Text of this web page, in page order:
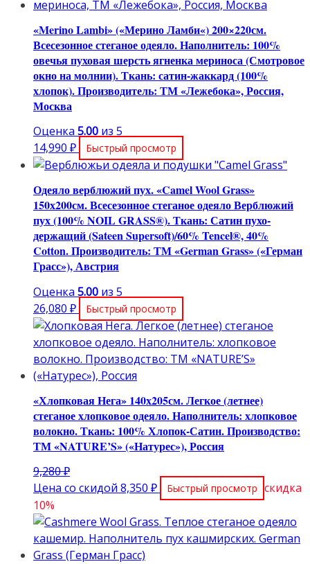
«Merino Lambi» («Мерино Ламби«) 200×220см.
Всесезонное стеганое одеяло. Наполнитель: 100%
овечья пуховая шерсть ягненка мериноса (Смотровое
окно на молнии). Ткань: сатин-жаккард (100%
хлопок). Производитель: ТМ «Лежебока», Россия,
Москва
Оценка 5.00 из 5
14,990 ₽ Быстрый просмотр
Одеяло верблюжий пух. «Camel Wool Grass»
150х200см. Всесезонное стеганое одеяло Верблюжий
пух (100% NOIL GRASS®). Ткань: Сатин пухо-
держащий (Sateen Supersoft)/60% Tencel®, 40%
Cotton. Производитель: ТМ «German Grass» («Герман
Грасс»), Австрия
Оценка 5.00 из 5
26,080 ₽ Быстрый просмотр
«Хлопковая Нега» 140х205см. Легкое (летнее)
стеганое хлопковое одеяло. Наполнитель: хлопковое
волокно. Ткань: 100% Хлопок-Сатин. Производство:
ТМ «NATURE’S» («Натурес»), Россия
9,280₽Первоначальная
цена
9,280 ₽.
Цена со скидой 8,350 ₽Текущая
цена:
8,350 ₽.
Быстрый просмотр скидка
10%